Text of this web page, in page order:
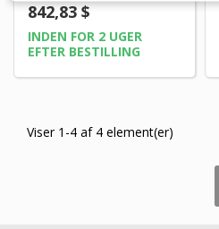
842,83 $
INDEN FOR 2 UGER
EFTER BESTILLING
Viser 1-4 af 4 element(er)